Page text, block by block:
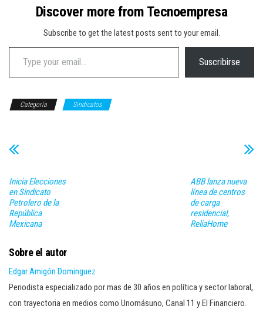
Discover more from Tecnoempresa
Subscribe to get the latest posts sent to your email.
Type your email…
Suscribirse
Categoría Sindicatos
Inicia Elecciones
en Sindicato
Petrolero de la
República
Mexicana
ABB lanza nueva
línea de centros
de carga
residencial,
ReliaHome
Sobre el autor
Edgar Amigón Dominguez
Periodista especializado por mas de 30 años en política y sector laboral,
con trayectoria en medios como Unomásuno, Canal 11 y El Financiero.